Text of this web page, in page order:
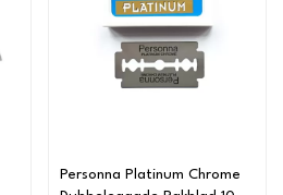
Personna Platinum Chrome